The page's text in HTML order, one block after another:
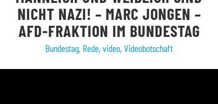
LANDESGRUPPEN
VERANSTALTUNGEN
PRESSE
NICHT NAZI! – MARC JONGEN –
AFD-FRAKTION IM BUNDESTAG
Bundestag, Rede, video, Videobotschaft